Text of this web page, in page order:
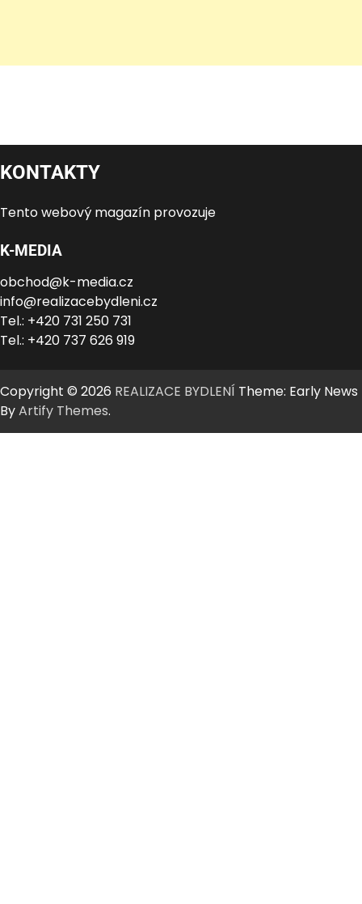
KONTAKTY
Tento webový magazín provozuje
K-MEDIA
obchod@k-media.cz
info@realizacebydleni.cz
Tel.: +420 731 250 731
Tel.: +420 737 626 919
Copyright © 2026 REALIZACE BYDLENÍ Theme: Early News
ByArtify Themes.